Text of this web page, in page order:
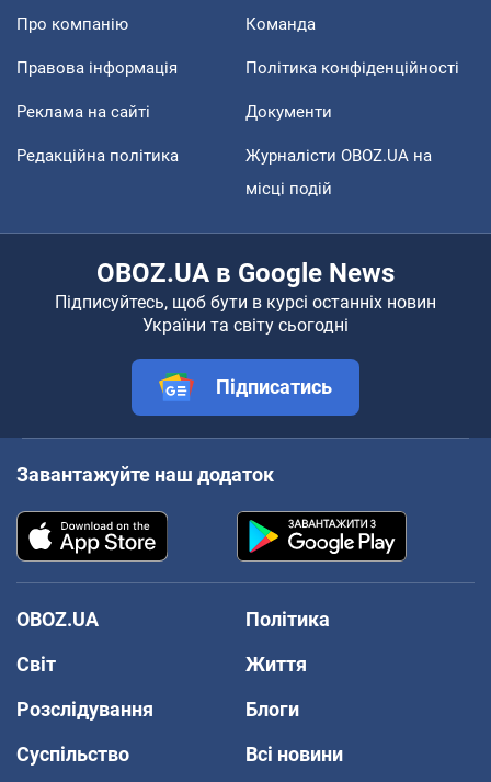
Про компанію Команда
Правова інформація Політика конфіденційності
Реклама на сайті Документи
Редакційна політика
Журналісти OBOZ.UA на
місці подій
OBOZ.UA в Google News
Підписуйтесь, щоб бути в курсі останніх новин
України та світу сьогодні
Підписатись
Завантажуйте наш додаток
OBOZ.UA
Політика
Світ
Життя
Розслідування
Блоги
Суспільство
Всі новини